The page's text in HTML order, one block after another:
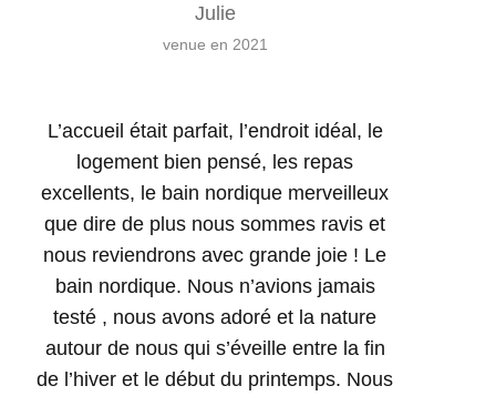
Julie
venue en 2021
L’accueil était parfait, l’endroit idéal, le
logement bien pensé, les repas
excellents, le bain nordique merveilleux
que dire de plus nous sommes ravis et
nous reviendrons avec grande joie ! Le
bain nordique. Nous n’avions jamais
testé , nous avons adoré et la nature
autour de nous qui s’éveille entre la fin
de l’hiver et le début du printemps. Nous